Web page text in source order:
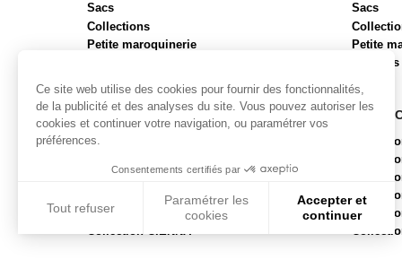
Sacs
Collections
Petite maroquinerie
Sacs
Petite
Bagages
COLLECTIONS FEMME
Collection ALBA
Collection BUBR
Collection BUNI
Collection CABAS
Collection CIENNA
Ce site web utilise des cookies pour fournir des fonctionnalités,
de la publicité et des analyses du site. Vous pouvez autoriser les
cookies et continuer votre navigation, ou paramétrer vos
préférences.
Consentements certifiés par
Tout refuser
Paramétrer les
cookies
Accepter et
continuer